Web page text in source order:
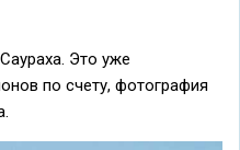
Это уже
по счету, фотография